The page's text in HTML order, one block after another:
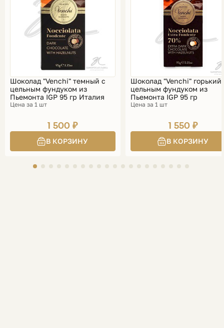
Шоколад "Venchi" темный с
цельным фундуком из
Пьемонта IGP 95 гр Италия
Цена за 1 шт
1 500 ₽
Шоколад "Venchi" горький
цельным фундуком из
Пьемонта IGP 95 гр
Цена за 1 шт
1 550 ₽